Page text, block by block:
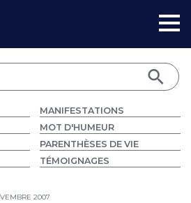
MANIFESTATIONS
MOT D'HUMEUR
PARENTHÈSES DE VIE
TÉMOIGNAGES
2007